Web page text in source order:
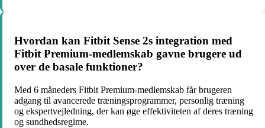
Hvordan kan Fitbit Sense 2s integration med
Fitbit Premium-medlemskab gavne brugere ud
over de basale funktioner?
Med 6 måneders Fitbit Premium-medlemskab får brugeren
adgang til avancerede træningsprogrammer, personlig træning
og ekspertvejledning, der kan øge effektiviteten af deres træning
og sundhedsregime.